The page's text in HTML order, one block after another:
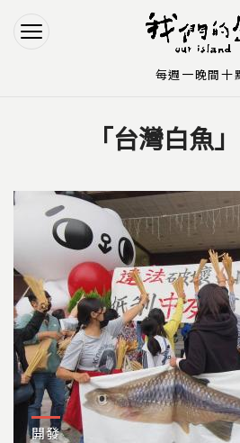
Jump to
Jump to Main
「台灣白魚
開發
每週一晚間十